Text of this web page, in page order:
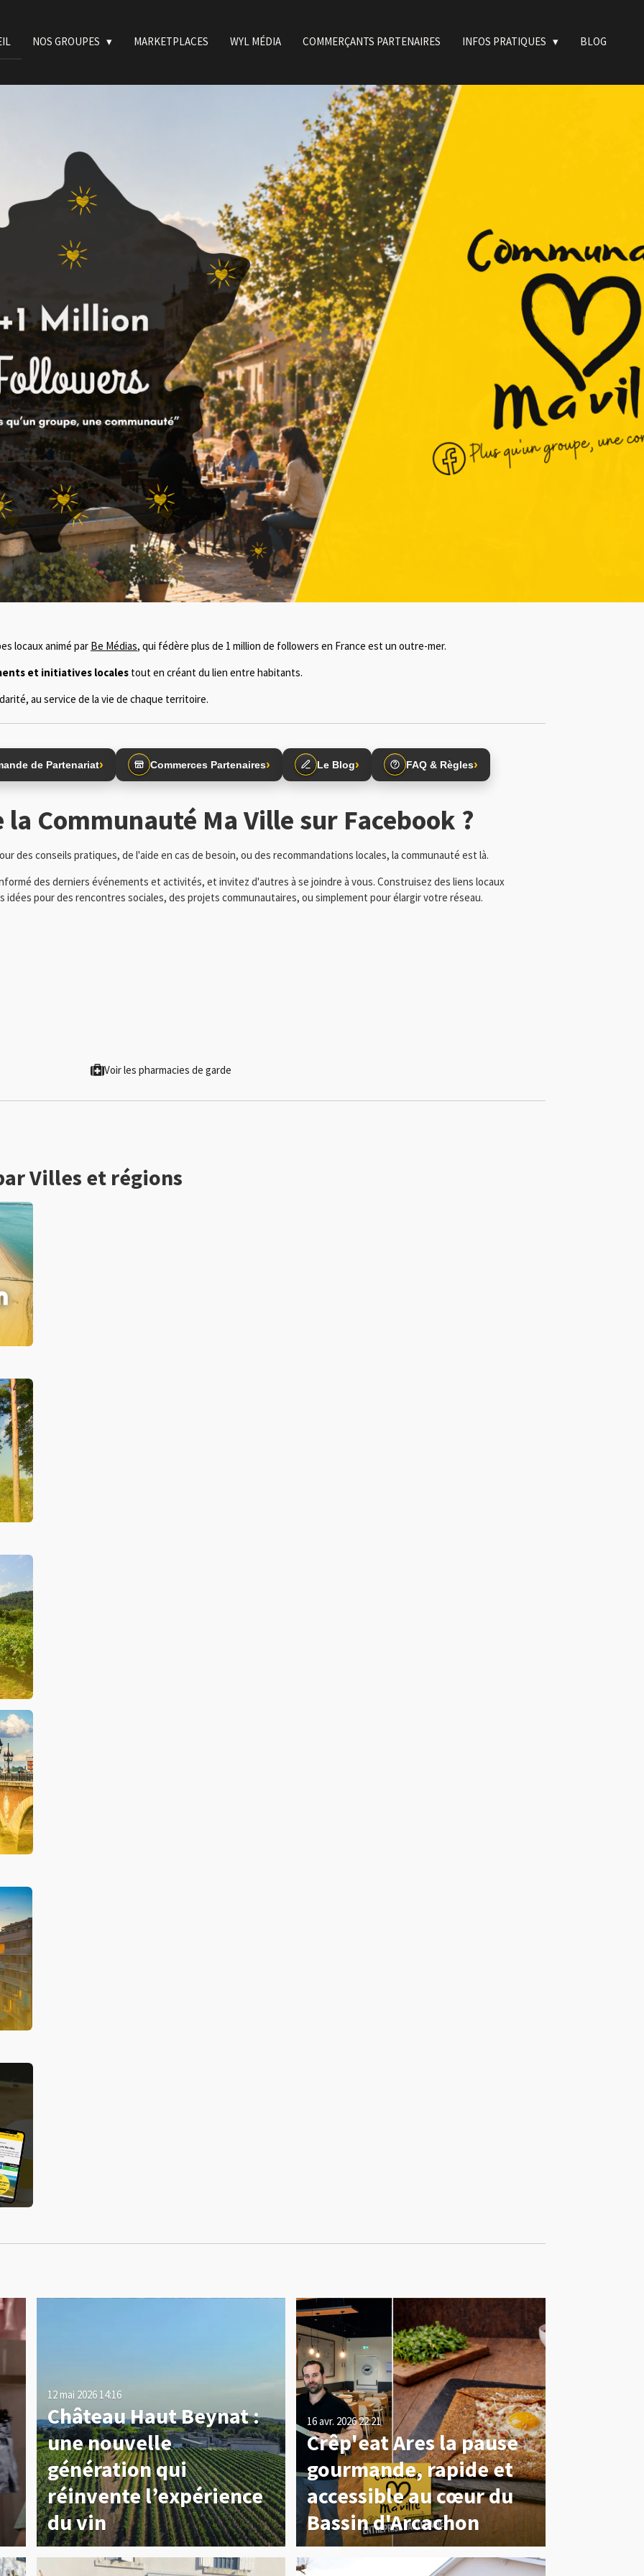
NOS GROUPES MARKETPLACES WYL MÉDIA COMMERÇANTS PARTENAIRES INFOS PRATIQUES BLOG
locaux animé par Be Médias, qui fédère plus de 1 million de followers en France est un outre-mer.
et initiatives locales tout en créant du lien entre habitants.
au service de la vie de chaque territoire.
de Partenariat› Commerces Partenaires› Le Blog› FAQ & Règles›
Communauté Ma Ville sur Facebook ?
des conseils pratiques, de l'aide en cas de besoin, ou des recommandations locales, la communauté est là.
des derniers événements et activités, et invitez d'autres à se joindre à vous. Construisez des liens locaux
idées pour des rencontres sociales, des projets communautaires, ou simplement pour élargir votre réseau.
Voir les pharmacies de garde
Villes et régions
Château Haut Beynat :
une nouvelle
génération qui
réinvente l’expérience
du vin
12 mai 2026 14:16
Crêp'eat Ares la pause
gourmande, rapide et
accessible au cœur du
Bassin d'Arcachon
16 avr. 202622:21